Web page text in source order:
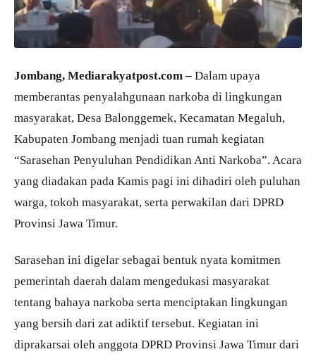
Jombang, Mediarakyatpost.com – Dalam upaya
memberantas penyalahgunaan narkoba di lingkungan
masyarakat, Desa Balonggemek, Kecamatan Megaluh,
Kabupaten Jombang menjadi tuan rumah kegiatan
“Sarasehan Penyuluhan Pendidikan Anti Narkoba”. Acara
yang diadakan pada Kamis pagi ini dihadiri oleh puluhan
warga, tokoh masyarakat, serta perwakilan dari DPRD
Provinsi Jawa Timur.
Sarasehan ini digelar sebagai bentuk nyata komitmen
pemerintah daerah dalam mengedukasi masyarakat
tentang bahaya narkoba serta menciptakan lingkungan
yang bersih dari zat adiktif tersebut. Kegiatan ini
diprakarsai oleh anggota DPRD Provinsi Jawa Timur dari